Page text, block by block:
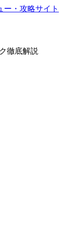
徹底解説